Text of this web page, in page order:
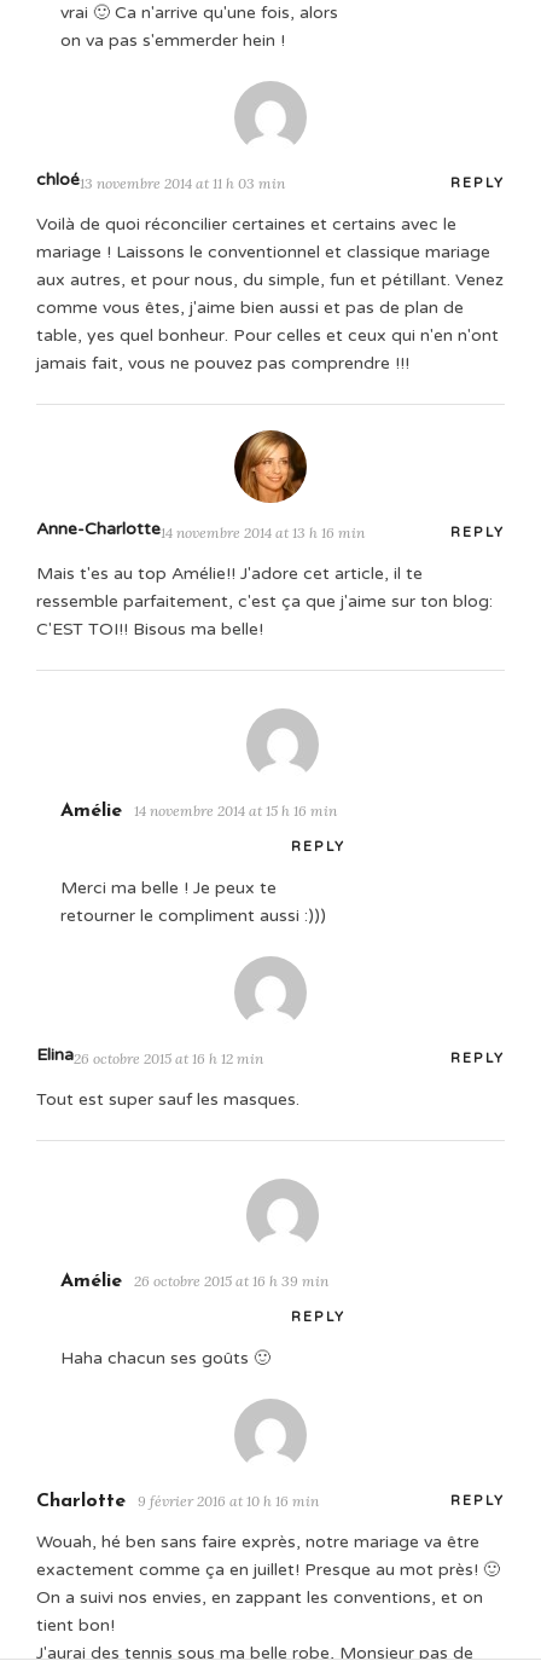
vrai 🙂 Ca n'arrive qu'une fois, alors
on va pas s'emmerder hein !
chloé13 novembre 2014 at 11 h 03 min REPLY
Voilà de quoi réconcilier certaines et certains avec le
mariage ! Laissons le conventionnel et classique mariage
aux autres, et pour nous, du simple, fun et pétillant. Venez
comme vous êtes, j'aime bien aussi et pas de plan de
table, yes quel bonheur. Pour celles et ceux qui n'en n'ont
jamais fait, vous ne pouvez pas comprendre !!!
Anne-Charlotte14 novembre 2014 at 13 h 16 min REPLY
Mais t'es au top Amélie!! J'adore cet article, il te
ressemble parfaitement, c'est ça que j'aime sur ton blog:
C'EST TOI!! Bisous ma belle!
Amélie 14 novembre 2014 at 15 h 16 min
REPLY
Merci ma belle ! Je peux te
retourner le compliment aussi :)))
Elina26 octobre 2015 at 16 h 12 min REPLY
Tout est super sauf les masques.
Amélie 26 octobre 2015 at 16 h 39 min
REPLY
Haha chacun ses goûts 🙂
Charlotte 9 février 2016 at 10 h 16 min REPLY
Wouah, hé ben sans faire exprès, notre mariage va être
exactement comme ça en juillet! Presque au mot près! 🙂
On a suivi nos envies, en zappant les conventions, et on
tient bon!
J'aurai des tennis sous ma belle robe, Monsieur pas de